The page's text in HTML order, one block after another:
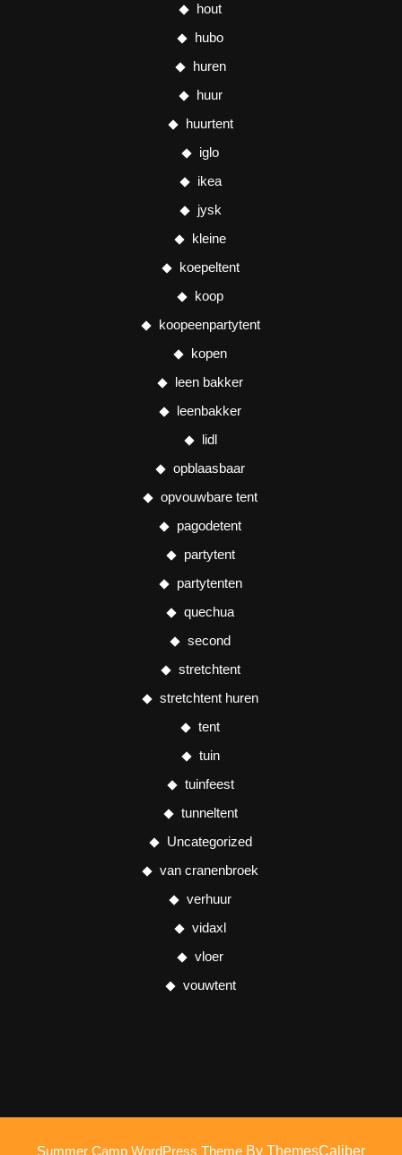
hout
hubo
huren
huur
huurtent
iglo
ikea
jysk
kleine
koepeltent
koop
koopeenpartytent
kopen
leen bakker
leenbakker
lidl
opblaasbaar
opvouwbare tent
pagodetent
partytent
partytenten
quechua
second
stretchtent
stretchtent huren
tent
tuin
tuinfeest
tunneltent
Uncategorized
van cranenbroek
verhuur
vidaxl
vloer
vouwtent
Summer Camp WordPress Theme By ThemesCaliber